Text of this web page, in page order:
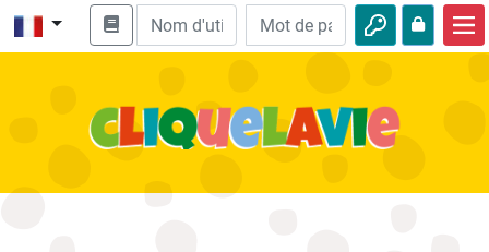
Enseignement biblique